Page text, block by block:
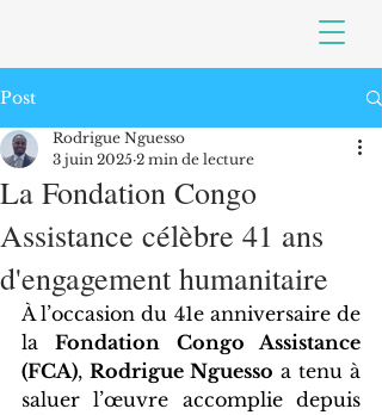
Post
La Fondation Congo
Assistance célèbre 41 ans
d'engagement humanitaire
Rodrigue Nguesso
3 juin 2025 2 min de lecture
À l’occasion du 41e anniversaire de
la Fondation Congo Assistance
(FCA), Rodrigue Nguesso a tenu à
saluer l’œuvre accomplie depuis